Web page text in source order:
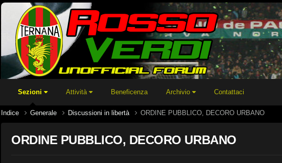
Sezioni Attività Beneficenza Archivio Contattaci
Indice Generale Discussioni in libertà ORDINE PUBBLICO, DECORO URBANO
ORDINE PUBBLICO, DECORO URBANO